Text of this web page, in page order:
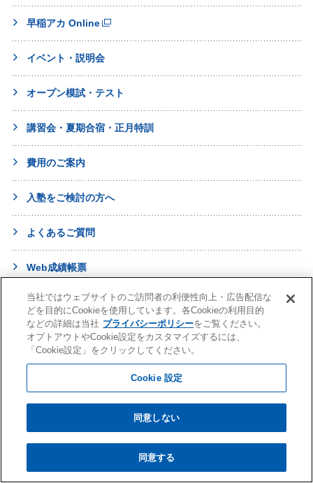
早稲アカ Online
イベント・説明会
オープン模試・テスト
講習会・夏期合宿・正月特訓
費用のご案内
入塾をご検討の方へ
よくあるご質問
Web成績帳票
ムービーギャラリー
進学・受験
早稲田アカデミー 個別進学館
幼児教室サンキッズ
【地域を選択】
当社ではウェブサイトのご訪問者の利便性向上・広告配信な
どを目的にCookieを使用しています。各Cookieの利用目的
などの詳細は当社 プライバシーポリシーをご覧ください。
オプトアウトやCookie設定をカスタマイズするには、
「Cookie設定」をクリックしてください。
Cookie 設定
同意しない
同意する